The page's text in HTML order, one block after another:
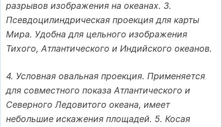
разрывов изображения на океанах. 3.
Псевдоцилиндрическая проекция для карты
Мира. Удобна для цельного изображения
Тихого, Атлантического и Индийского океанов.
4. Условная овальная проекция. Применяется
для совместного показа Атлантического и
Северного Ледовитого океана, имеет
небольшие искажения площадей. 5. Косая